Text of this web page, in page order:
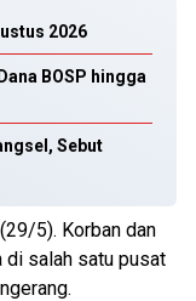
2026
BOSP hingga
Sebut
5). Korban dan
di salah satu pusat